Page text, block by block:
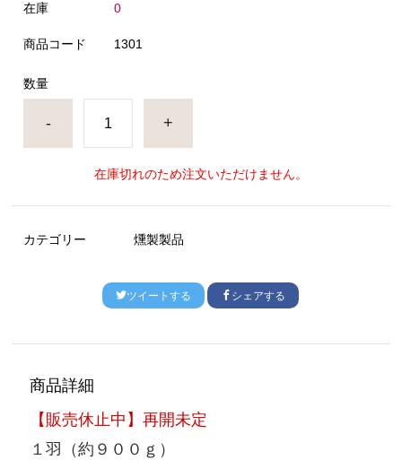
在庫 0
商品コード 1301
数量
- +
在庫切れのため注文いただけません。
カテゴリー 燻製製品
ツイートする シェアする
商品詳細
【販売休止中】再開未定
１羽（約９００ｇ）